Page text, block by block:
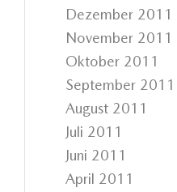
Dezember 2011
November 2011
Oktober 2011
September 2011
August 2011
Juli 2011
Juni 2011
April 2011